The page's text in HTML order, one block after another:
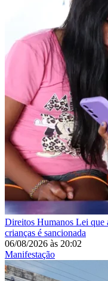
Direitos Humanos Lei que
crianças é sancionada
06/08/2026 às 20:02
Manifestação